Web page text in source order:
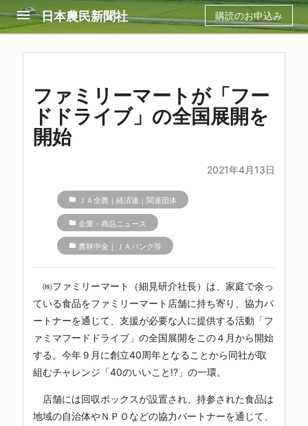
menu 日本農民新聞社 購読のお申込み
ファミリーマートが「フー
ドドライブ」の全国展開を
開始
2021年4月13日
folder ＪＡ全農｜経済連｜関連団体
folder 企業・商品ニュース
folder 農林中金｜ＪＡバンク等
㈱ファミリーマート（細見研介社長）は、家庭で余っ
ている食品をファミリーマート店舗に持ち寄り、協力パ
ートナーを通じて、支援が必要な人に提供する活動「フ
ァミマフードドライブ」の全国展開をこの４月から開始
する。今年９月に創立40周年となることから同社が取
組むチャレンジ「40のいいこと!?」の一環。
店舗には回収ボックスが設置され、持参された食品は
地域の自治体やＮＰＯなどの協力パートナーを通じて、